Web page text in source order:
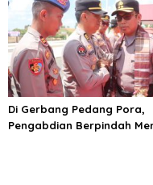
Di Gerbang Pedang Pora,
Pengabdian Berpindah